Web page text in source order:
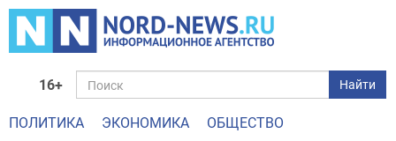
16+ Найти
ПОЛИТИКА ЭКОНОМИКА
ОБЩЕСТВО